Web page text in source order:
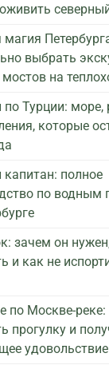
магия
выбрать
на
по Турции: море,
которые
капитан: полное
по водным
зачем он
и как не
по Москве-реке:
прогулку и
удовольствие